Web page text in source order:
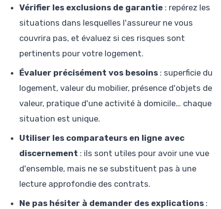
Vérifier les exclusions de garantie : repérez les
situations dans lesquelles l'assureur ne vous
couvrira pas, et évaluez si ces risques sont
pertinents pour votre logement.
Évaluer précisément vos besoins : superficie du
logement, valeur du mobilier, présence d'objets de
valeur, pratique d'une activité à domicile… chaque
situation est unique.
Utiliser les comparateurs en ligne avec
discernement : ils sont utiles pour avoir une vue
d'ensemble, mais ne se substituent pas à une
lecture approfondie des contrats.
Ne pas hésiter à demander des explications :